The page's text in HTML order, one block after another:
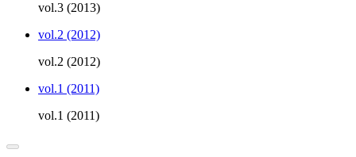
vol.3 (2013)
vol.2 (2012)
vol.2 (2012)
vol.1 (2011)
vol.1 (2011)